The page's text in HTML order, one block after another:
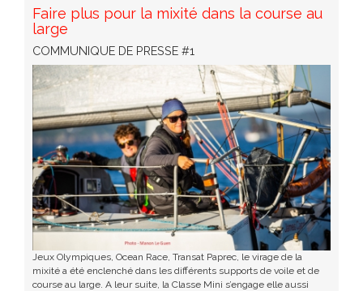
Faire plus pour la mixité dans la course au
large
COMMUNIQUE DE PRESSE #1
Jeux Olympiques, Ocean Race, Transat Paprec, le virage de la
mixité a été enclenché dans les différents supports de voile et de
course au large. A leur suite, la Classe Mini s’engage elle aussi